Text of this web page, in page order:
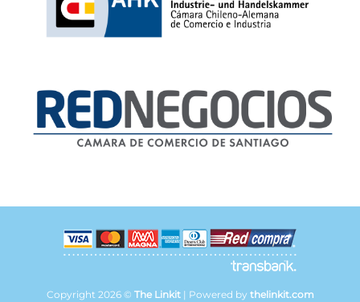
Copyright 2026 © The Linkit| Powered by thelinkit.com